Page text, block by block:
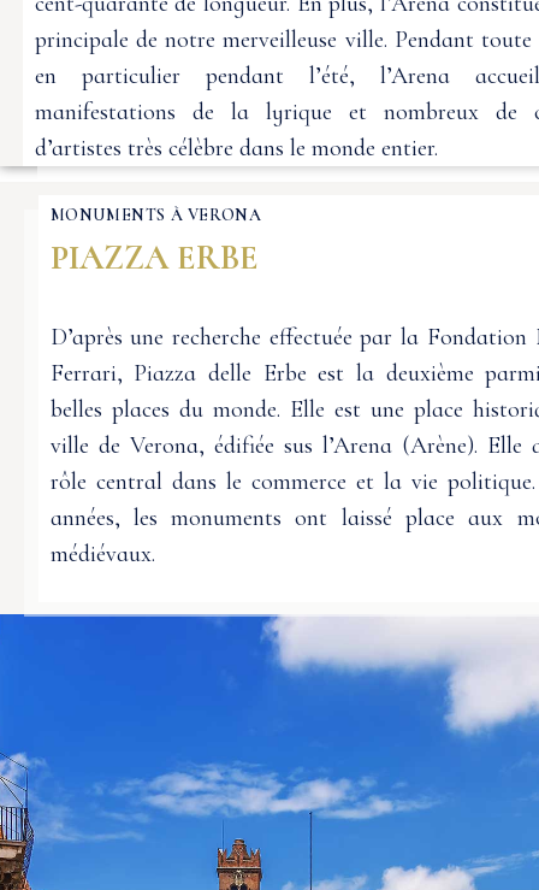
principale de notre merveilleuse ville. Pendant toute
en particulier pendant l’été, l’Arena
manifestations de la lyrique et nombreux de
d’artistes très célèbre dans le monde entier.
MONUMENTS À VERONA
PIAZZA ERBE
D’après une recherche effectuée par la
Ferrari, Piazza delle Erbe est la deuxième
belles places du monde. Elle est une place
ville de Verona, édifiée sus l’Arena (Arène). Elle
rôle central dans le commerce et la vie
années, les monuments ont laissé place aux
médiévaux.